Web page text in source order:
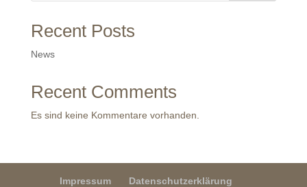
Recent Posts
News
Recent Comments
Es sind keine Kommentare vorhanden.
Impressum
Datenschutzerklärung